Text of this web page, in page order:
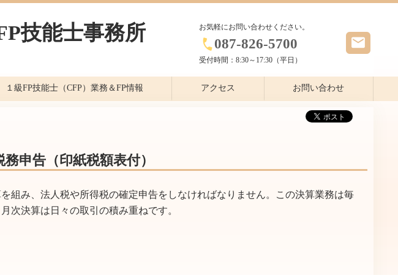
技能士事務所
お気軽にお問い合わせください。
087-826-5700
受付時間： 8:30～17:30（平日）
１級FP技能士（CFP）業務＆FP情報 アクセス お問い合わせ
申告（印紙税額表付）
組み、法人税や所得税の確定申告をしなければなりません。この決算業務は毎
次決算は日々の取引の積み重ねです。